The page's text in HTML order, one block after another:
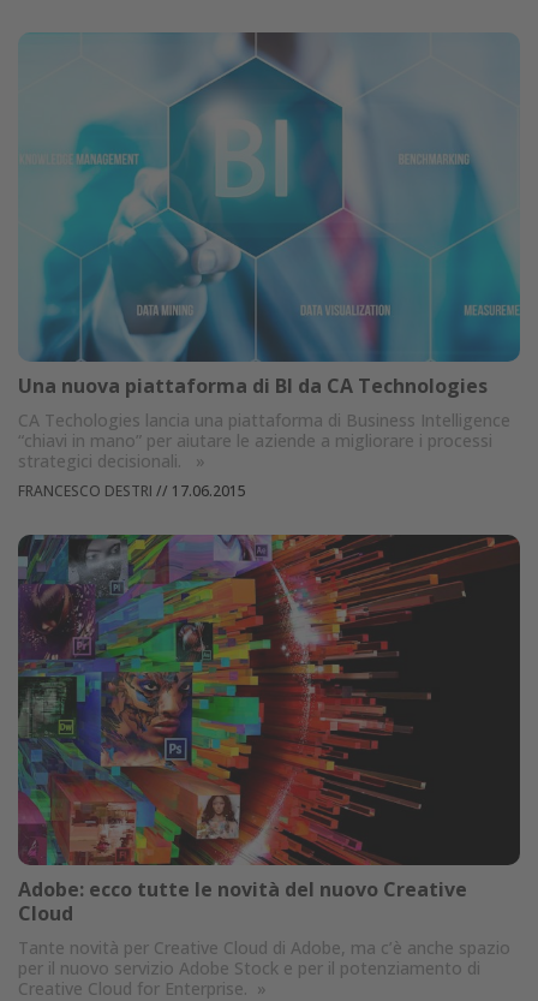
Una nuova piattaforma di BI da CA Technologies
CA Techologies lancia una piattaforma di Business Intelligence
“chiavi in mano” per aiutare le aziende a migliorare i processi
strategici decisionali.
»
FRANCESCO DESTRI // 17.06.2015
Adobe: ecco tutte le novità del nuovo Creative
Cloud
Tante novità per Creative Cloud di Adobe, ma c’è anche spazio
per il nuovo servizio Adobe Stock e per il potenziamento di
Creative Cloud for Enterprise. »